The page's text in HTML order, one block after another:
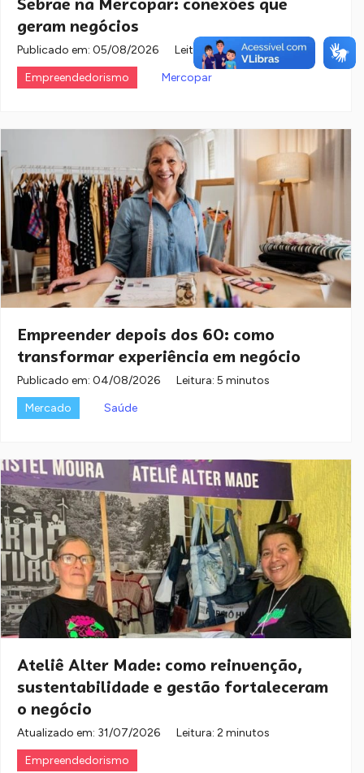
geram negócios
Publicado em: 05/08/2026
Leitura: 2 minutos
Empreendedorismo
Mercopar
Empreender depois dos 60: como
transformar experiência em negócio
Publicado em: 04/08/2026
Leitura: 5 minutos
Mercado
Saúde
Ateliê Alter Made: como reinvenção,
sustentabilidade e gestão fortaleceram
o negócio
Atualizado em: 31/07/2026
Leitura: 2 minutos
Empreendedorismo